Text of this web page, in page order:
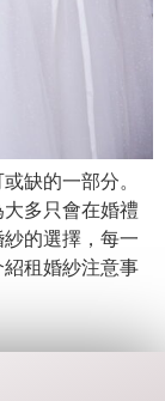
缺的一部分。
多只會在婚禮
的選擇，每一
租婚紗注意事